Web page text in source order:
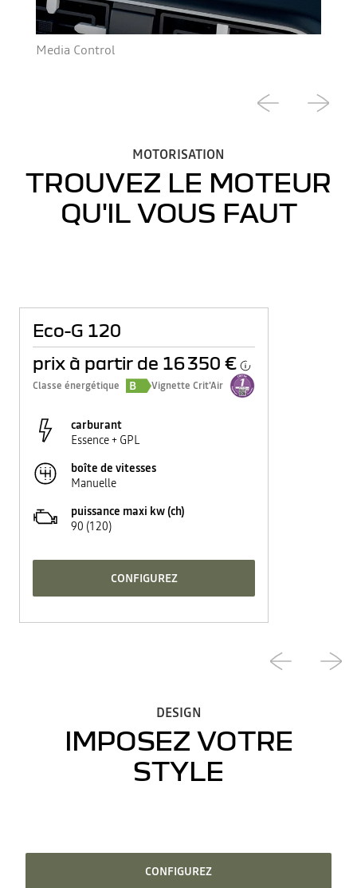
Media Control
MOTORISATION
TROUVEZ LE MOTEUR
QU'IL VOUS FAUT
Eco-G 120
prix à partir de 16 350 €
Classe énergétique B Vignette Crit'Air
carburant
Essence + GPL
boîte de vitesses
Manuelle
puissance maxi kw (ch)
90 (120)
CONFIGUREZ
DESIGN
IMPOSEZ VOTRE
STYLE
CONFIGUREZ